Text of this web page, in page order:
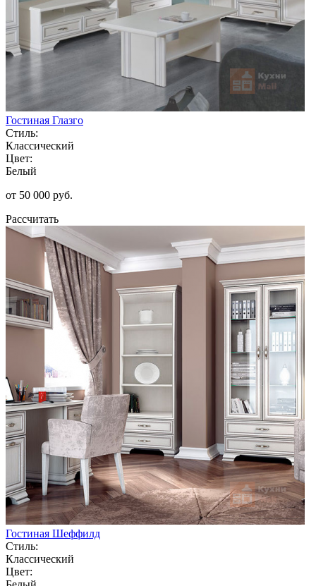
Гостиная Глазго
Стиль:
Классический
Цвет:
Белый
от 50 000 руб.
Рассчитать
Гостиная Шеффилд
Стиль:
Классический
Цвет: